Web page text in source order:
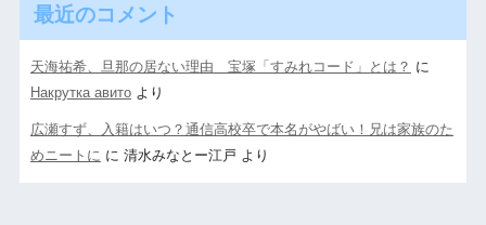
最近のコメント
天海祐希、旦那の居ない理由 宝塚「すみれコード」とは？ に
Накрутка авитоより
広瀬すず、入籍はいつ？通信高校卒で本名がやばい！兄は家族のた
めニートに に 清水みなとー江戸 より